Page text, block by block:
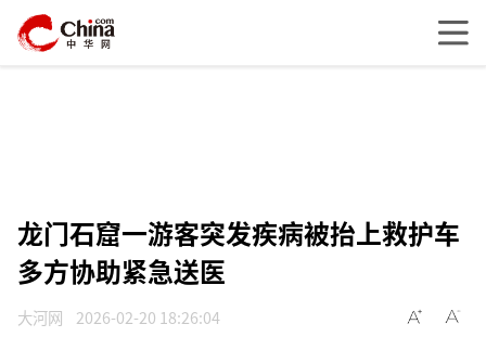
龙门石窟一游客突发疾病被抬上救护车
多方协助紧急送医
大河网 2026-02-20 18:26:04